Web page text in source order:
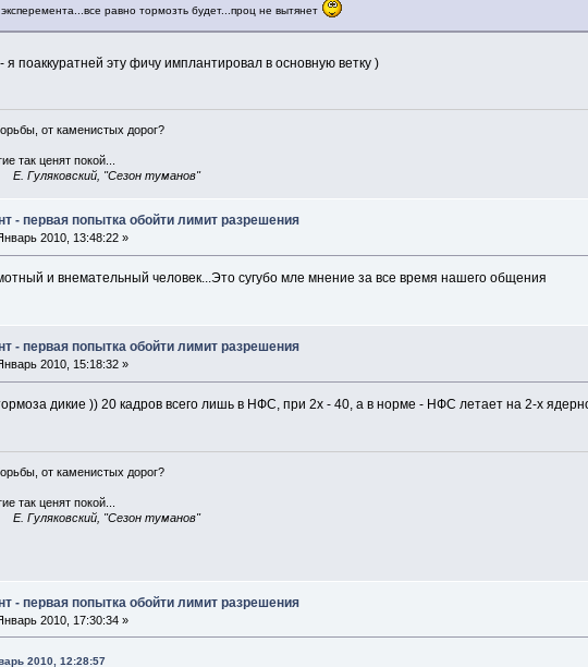
равно тормозть будет...проц не вытянет
поаккуратней эту фичу имплантировал в основную ветку )
от каменистых дорог?
так ценят покой...
E. Гуляковский, "Сезон туманов"
- первая попытка обойти лимит разрешения
2010, 13:48:22 »
и внемательный человек...Это сугубо мле мнение за все время нашего общения
- первая попытка обойти лимит разрешения
2010, 15:18:32 »
дикие )) 20 кадров всего лишь в НФС, при 2x - 40, а в норме - НФС летает на 2-х
от каменистых дорог?
так ценят покой...
E. Гуляковский, "Сезон туманов"
- первая попытка обойти лимит разрешения
2010, 17:30:34 »
2010, 12:28:57